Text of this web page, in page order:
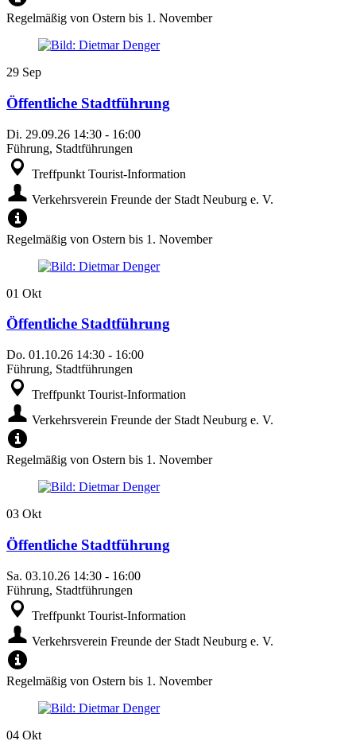
Regelmäßig von Ostern bis 1. November
29 Sep
Öffentliche Stadtführung
Di. 29.09.26 14:30 - 16:00
Führung, Stadtführungen
Treffpunkt Tourist-Information
Verkehrsverein Freunde der Stadt Neuburg e. V.
Regelmäßig von Ostern bis 1. November
01 Okt
Öffentliche Stadtführung
Do. 01.10.26 14:30 - 16:00
Führung, Stadtführungen
Treffpunkt Tourist-Information
Verkehrsverein Freunde der Stadt Neuburg e. V.
Regelmäßig von Ostern bis 1. November
03 Okt
Öffentliche Stadtführung
Sa. 03.10.26 14:30 - 16:00
Führung, Stadtführungen
Treffpunkt Tourist-Information
Verkehrsverein Freunde der Stadt Neuburg e. V.
Regelmäßig von Ostern bis 1. November
04 Okt